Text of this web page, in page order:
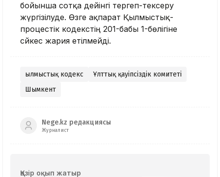
бойынша сотқа дейінгі тергеп-тексеру
жүргізілуде. Өзге ақпарат Қылмыстық-
процестік кодекстің 201-бабы 1-бөлігіне
сәйкес жария етілмейді.
Қылмыстық кодекс
Ұлттық қауіпсіздік комитеті
Шымкент
Nege.kz редакциясы
Журналист
Қазір оқып жатыр